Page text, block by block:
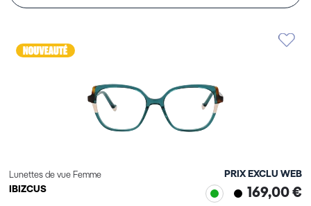
Lunettes de vue Femme
IBIZCUS
PRIX EXCLU WEB
169,00 €